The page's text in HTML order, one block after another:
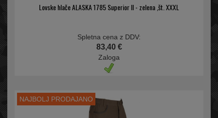
Lovske hlače ALASKA 1785 Superior II - zelena ,št. XXXL
Spletna cena z DDV:
83,40 €
Zaloga
NAJBOLJ PRODAJANO